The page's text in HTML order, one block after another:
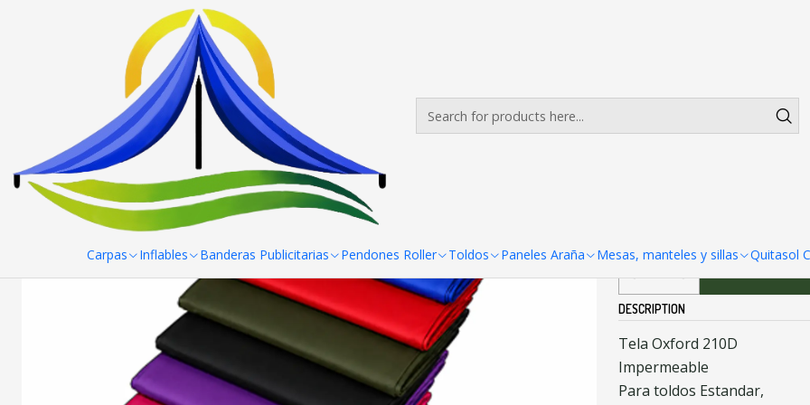
Carpas Inflables Banderas Publicitarias Pendones Roller Toldos Paneles Araña Mesas, manteles y sillas Quitasol
Accesorios para Toldos / laterales
|
Lateral para
Quantity
DESCRIPTION
Tela Oxford 210D
Impermeable
Para toldos Estandar,